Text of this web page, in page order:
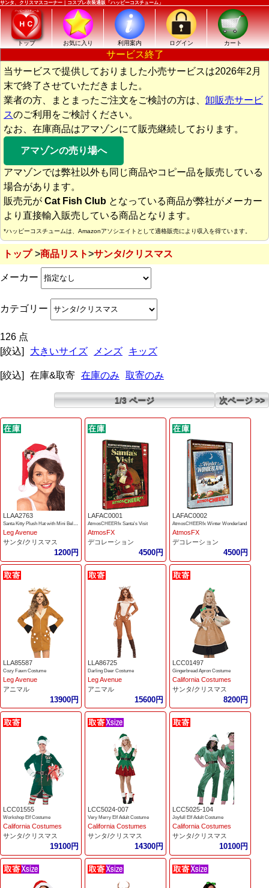
サンタ、クリスマスコーナー｜コスプレ衣装通販「ハッピーコスチューム」
トップ お気に入り 利用案内 ログイン カート
サービス終了
当サービスで提供しておりました小売サービスは2026年2月
末で終了させていただきました。
業者の方、まとまったご注文をご検討の方は、 卸販売サービ
スのご利用をご検討ください。
なお、在庫商品はアマゾンにて販売継続しております。
アマゾンの売り場へ
アマゾンでは弊社以外も同じ商品やコピー品を販売している
場合があります。
販売元が Cat Fish Club となっている商品が弊社がメーカー
より直接輸入販売している商品となります。
*ハッピーコスチュームは、Amazonアソシエイトとして適格販売により収入を得ています。
トップ 商品リスト サンタ/クリスマス
メーカー
カテゴリー
126 点
[絞込]
大きいサイズ メンズ キッズ
[絞込] 在庫&取寄 在庫のみ 取寄のみ
1/3 ページ 次ページ >>
LLAA2763
Santa Kitty Plush Hat with Mini Bell Bow
Leg Avenue
サンタ/クリスマス
1200円
LAFAC0001
AtmosCHEERfx Santa's Visit
AtmosFX
デコレーション
4500円
LAFAC0002
AtmosCHEERfx Winter Wonderland
AtmosFX
デコレーション
4500円
LLA85587
Cozy Fawn Costume
Leg Avenue
アニマル
13900円
LLA86725
Darling Deer Costume
Leg Avenue
アニマル
15600円
LCC01497
Gingerbread Apron Costume
California Costumes
サンタ/クリスマス
8200円
LCC01555
Workshop Elf Costume
California Costumes
サンタ/クリスマス
19100円
LCC5024-007
Very Merry Elf Adult Costume
California Costumes
サンタ/クリスマス
14300円
LCC5025-104
Joyfull Elf Adult Costume
California Costumes
サンタ/クリスマス
10100円